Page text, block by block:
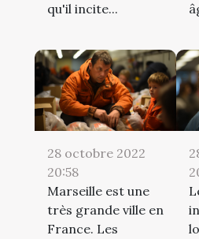
qu'il incite...
28 octobre 2022
20:58
Marseille est une
très grande ville en
France. Les